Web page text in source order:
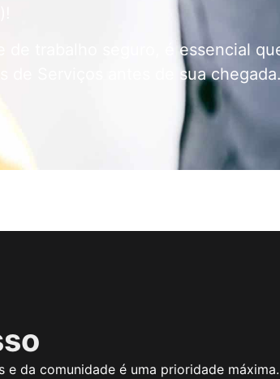
de trabalho seguro, é essencial
de Serviços antes de sua chegada.
da comunidade é uma prioridade